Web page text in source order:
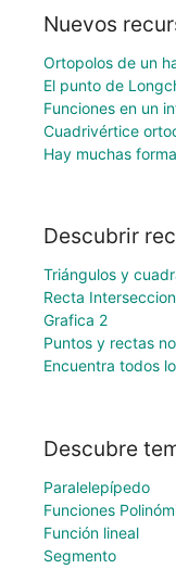
Nuevos
Ortopolos de un
El punto de
Funciones en un
Cuadrivértice
Hay muchas
Descubrir
Triángulos y
Recta
Grafica 2
Puntos y rectas
Encuentra todos
Descubre
Paralelepípedo
Funciones
Función lineal
Segmento